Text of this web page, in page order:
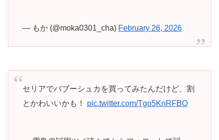
— もか (@moka0301_cha) February 26, 2026
セリアでバブーシュカを買ってみたんだけど、割
とかわいいかも！ pic.twitter.com/Tgo5KnRFBO